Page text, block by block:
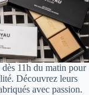
dès 11h du matin pour
Découvrez leurs
avec passion.